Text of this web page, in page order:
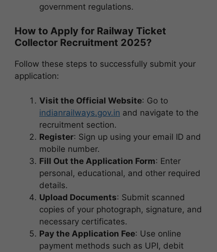
government regulations.
How to Apply for Railway Ticket
Collector Recruitment 2025?
Follow these steps to successfully submit your
application:
Visit the Official Website: Go to
indianrailways.gov.in and navigate to the
recruitment section.
Register: Sign up using your email ID and
mobile number.
Fill Out the Application Form: Enter
personal, educational, and other required
details.
Upload Documents: Submit scanned
copies of your photograph, signature, and
necessary certificates.
Pay the Application Fee: Use online
payment methods such as UPI, debit